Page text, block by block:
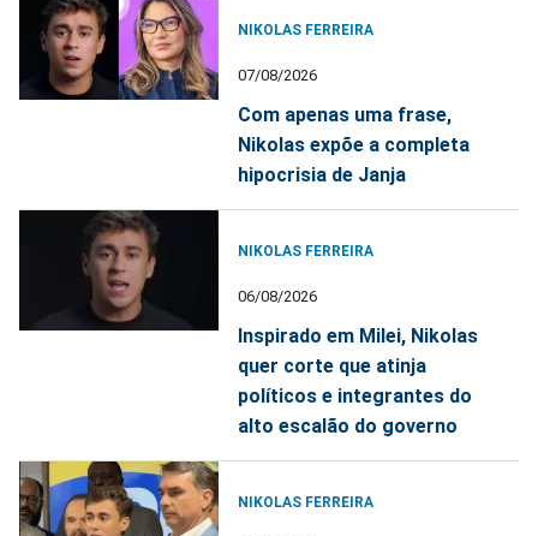
NIKOLAS FERREIRA
07/08/2026
Com apenas uma frase,
Nikolas expõe a completa
hipocrisia de Janja
NIKOLAS FERREIRA
06/08/2026
Inspirado em Milei, Nikolas
quer corte que atinja
políticos e integrantes do
alto escalão do governo
NIKOLAS FERREIRA